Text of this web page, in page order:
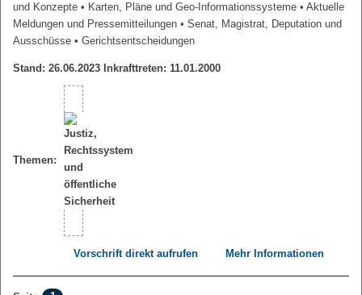
und Konzepte • Karten, Pläne und Geo-Informationssysteme • Aktuelle
Meldungen und Pressemitteilungen • Senat, Magistrat, Deputation und
Ausschüsse • Gerichtsentscheidungen
Stand: 26.06.2023 Inkrafttreten: 11.01.2000
Themen:
Vorschrift direkt aufrufen Mehr Informationen